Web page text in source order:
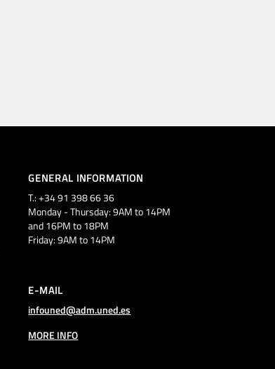
GENERAL INFORMATION
T.: +34 91 398 66 36
Monday - Thursday: 9AM to 14PM
and 16PM to 18PM
Friday: 9AM to 14PM
E-MAIL
infouned@adm.uned.es
MORE INFO